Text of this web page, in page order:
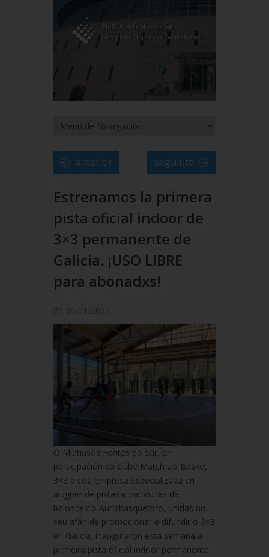
anterior seguinte
Estrenamos la primera
pista oficial indoor de
3×3 permanente de
Galicia. ¡USO LIBRE
para abonadxs!
O Multiusos Fontes do Sar, en
participación co clube Match Up Basket
3×3 e coa empresa especializada en
aluguer de pistas e canastras de
baloncesto Auriabasquetpro, unidas no
seu afán de promocionar e difundir o 3×3
en Galicia, inauguraron esta semana a
primeira pista oficial indoor permanente